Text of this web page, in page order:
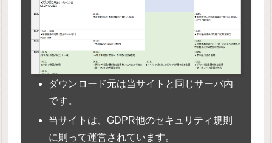
ダウンロード元は当サイトと同じサーバ内
です。
当サイトは、GDPR他のセキュリティ規則
に則って運営されています。